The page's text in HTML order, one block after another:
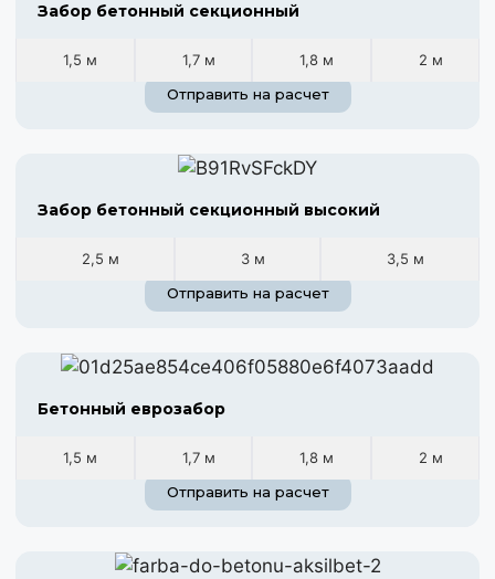
Забор бетонный секционный
1,5 м 1,7 м 1,8 м
2 м
Отправить на расчет
Забор бетонный секционный высокий
2,5 м 3 м
3,5 м
Отправить на расчет
Бетонный еврозабор
1,5 м 1,7 м 1,8 м
2 м
Отправить на расчет